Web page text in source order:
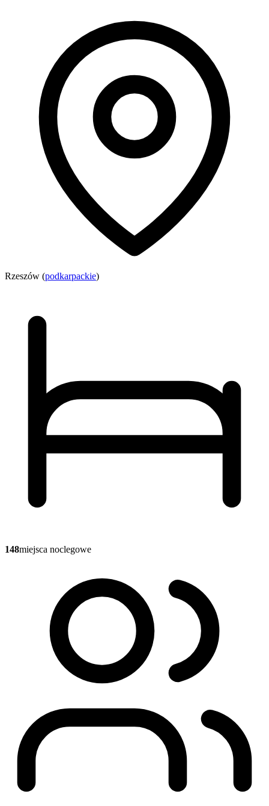
Rzeszów (podkarpackie)
148miejsca noclegowe